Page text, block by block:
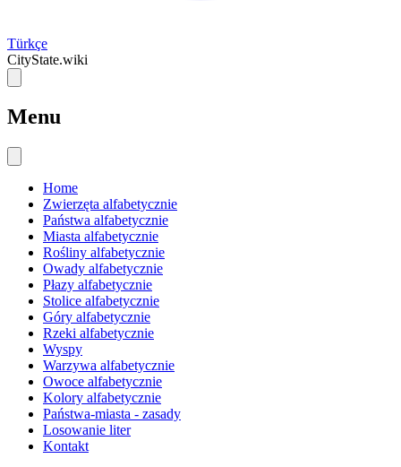
Türkçe
CityState.wiki
Menu
Home
Zwierzęta alfabetycznie
Państwa alfabetycznie
Miasta alfabetycznie
Rośliny alfabetycznie
Owady alfabetycznie
Płazy alfabetycznie
Stolice alfabetycznie
Góry alfabetycznie
Rzeki alfabetycznie
Wyspy
Warzywa alfabetycznie
Owoce alfabetycznie
Kolory alfabetycznie
Państwa-miasta - zasady
Losowanie liter
Kontakt